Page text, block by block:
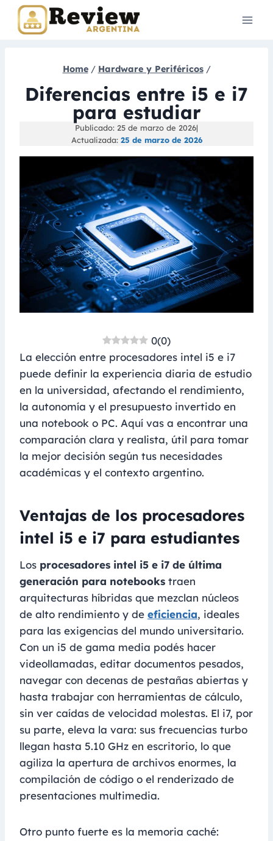
Skip
Home / Hardware y Periféricos /
Diferencias entre i5 e i7
para estudiar
Publicado: 25 de marzo de 2026|
Actualizada: 25 de marzo de 2026
0(0)
La elección entre procesadores intel i5 e i7
puede definir la experiencia diaria de estudio
en la universidad, afectando el rendimiento,
la autonomía y el presupuesto invertido en
una notebook o PC. Aquí vas a encontrar una
comparación clara y realista, útil para tomar
la mejor decisión según tus necesidades
académicas y el contexto argentino.
Ventajas de los procesadores
intel i5 e i7 para estudiantes
Los procesadores intel i5 e i7 de última
generación para notebooks traen
arquitecturas híbridas que mezclan núcleos
de alto rendimiento y de eficiencia, ideales
para las exigencias del mundo universitario.
Con un i5 de gama media podés hacer
videollamadas, editar documentos pesados,
navegar con decenas de pestañas abiertas y
hasta trabajar con herramientas de cálculo,
sin ver caídas de velocidad molestas. El i7, por
su parte, eleva la vara: sus frecuencias turbo
llegan hasta 5.10 GHz en escritorio, lo que
agiliza la apertura de archivos enormes, la
compilación de código o el renderizado de
presentaciones multimedia.
Otro punto fuerte es la memoria caché: